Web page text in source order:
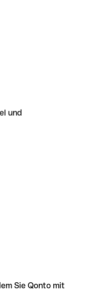
und
Sie Qonto mit